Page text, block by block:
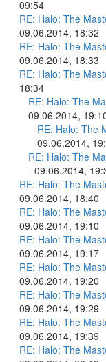
09:54
RE: Halo: The
09.06.2014, 18:32
RE: Halo: The
09.06.2014, 18:33
RE: Halo: The
18:34
RE: Halo: The
09.06.2014,
RE: Halo: The
09.06.2014,
RE: Halo: The
- 09.06.2014,
RE: Halo: The
09.06.2014, 18:40
RE: Halo: The
09.06.2014, 19:10
RE: Halo: The
09.06.2014, 19:17
RE: Halo: The
09.06.2014, 19:20
RE: Halo: The
09.06.2014, 19:29
RE: Halo: The
09.06.2014, 19:39
RE: Halo: The